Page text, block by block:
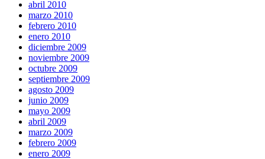
abril 2010
marzo 2010
febrero 2010
enero 2010
diciembre 2009
noviembre 2009
octubre 2009
septiembre 2009
agosto 2009
junio 2009
mayo 2009
abril 2009
marzo 2009
febrero 2009
enero 2009